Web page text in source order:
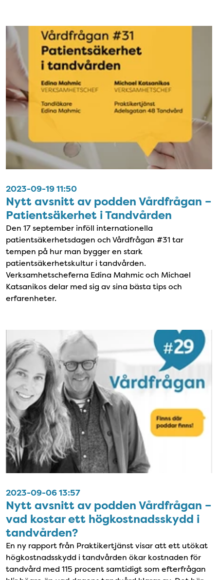
2023-09-19 11:50
Nytt avsnitt av podden Vårdfrågan –
Patientsäkerhet i Tandvården
Den 17 september inföll internationella
patientsäkerhetsdagen och Vårdfrågan #31 tar
tempen på hur man bygger en stark
patientsäkerhetskultur i tandvården.
Verksamhetscheferna Edina Mahmic och Michael
Katsanikos delar med sig av sina bästa tips och
erfarenheter.
2023-09-06 13:57
Nytt avsnitt av podden Vårdfrågan –
vad kostar ett högkostnadsskydd i
tandvården?
En ny rapport från Praktikertjänst visar att ett utökat
högkostnadsskydd i tandvården ökar kostnaden för
tandvård med 115 procent samtidigt som efterfrågan